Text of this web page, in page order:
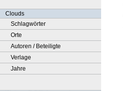
Clouds
Schlagwörter
Orte
Autoren / Beteiligte
Verlage
Jahre